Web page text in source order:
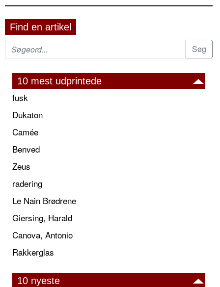
Find en artikel
10 mest udprintede
fusk
Dukaton
Camée
Benved
Zeus
radering
Le Nain Brødrene
Giersing, Harald
Canova, Antonio
Rakkerglas
10 nyeste